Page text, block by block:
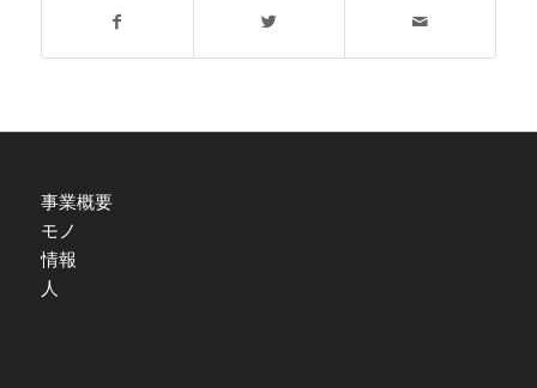
事業概要
モノ
情報
人